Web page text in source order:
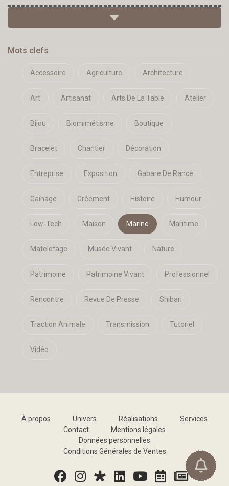
Mots clefs
Accessoire Agriculture Architecture
Art Artisanat Arts De La Table Atelier
Bijou Biomimétisme Boutique
Bracelet Chantier Décoration
Entreprise Exposition Gabare De Rance
Gainage Gréement Histoire Humour
Low-Tech Maison Marine Maritime
Matelotage Musée Vivant Nature
Patrimoine Patrimoine Vivant Professionnel
Rencontre Revue De Presse Shibari
Traction Animale Transmission Tutoriel
Vidéo
À propos Univers Réalisations
Services
Contact
Mentions légales
Données personnelles
Conditions Générales de Ventes